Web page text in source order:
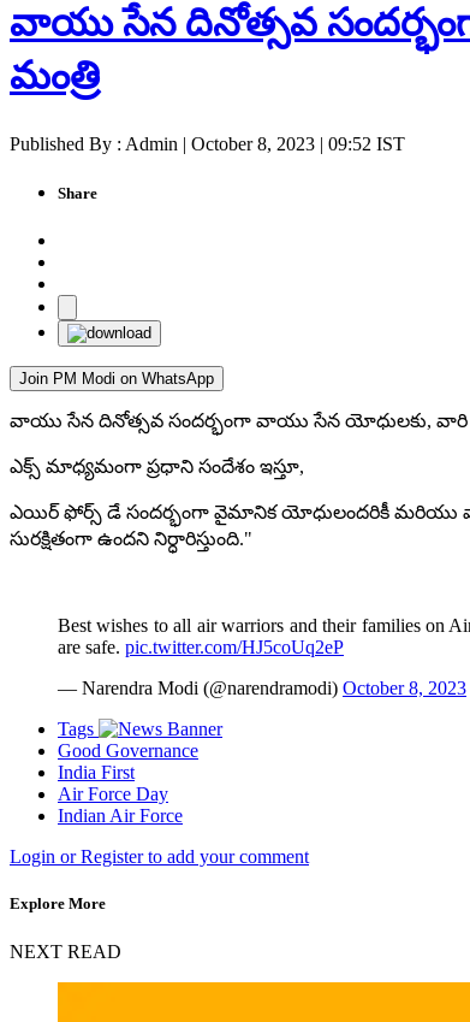
వాయు సేన దినోత్సవ
మంత్రి
Published By : Admin | October 8, 2023 | 09:52 IST
Share
Join PM Modi on WhatsApp
వాయు సేన దినోత్సవ సందర్భంగా వాయు సేన యోధులకు, వారి
ఎక్స్ మాధ్యమంగా ప్రధాని సందేశం ఇస్తూ,
ఎయిర్ ఫోర్స్ డే సందర్భంగా వైమానిక యోధులందరికీ మరియు వారి
సురక్షితంగా ఉందని నిర్ధారిస్తుంది."
Best wishes to all air warriors and their families on
are safe. pic.twitter.com/HJ5coUq2eP
— Narendra Modi (@narendramodi) October 8, 2023
Tags
Good Governance
India First
Air Force Day
Indian Air Force
Login or Register to add your comment
Explore More
NEXT READ